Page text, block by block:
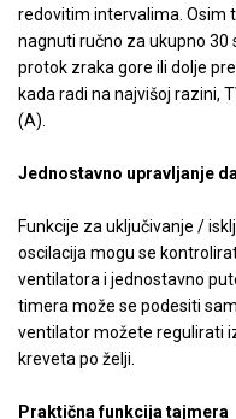
redovitim intervalima. Osim
nagnuti ručno za ukupno
protok zraka gore ili dolje
kada radi na najvišoj razini,
(A).
Jednostavno upravljanje
Funkcije za uključivanje /
oscilacija mogu se
ventilatora i jednostavno
timera može se podesiti
ventilator možete regulirati
kreveta po želji.
Praktična funkcija tajmera